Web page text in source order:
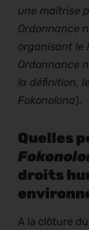
une maîtrise
Ordonnance
organisant le
Ordonnance
la définition,
Fokonolona).
Quelles
droits
A la clôture